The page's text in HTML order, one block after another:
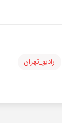
رادیو_تهران